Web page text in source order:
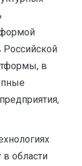
Российской
в
области